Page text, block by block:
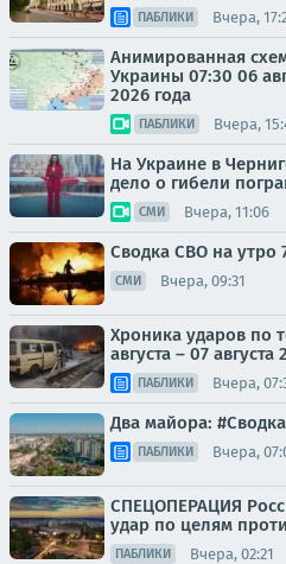
ПАБЛИКИ Вчера,
Анимированная
Украины 07:30 06
2026 года
ПАБЛИКИ Вчера,
На Украине в
дело о гибели
СМИ Вчера, 11:06
Сводка СВО на утро
СМИ Вчера, 09:31
Хроника ударов по
августа – 07 августа
ПАБЛИКИ Вчера,
Два майора: #Сводка
ПАБЛИКИ Вчера,
СПЕЦОПЕРАЦИЯ
удар по целям
ПАБЛИКИ Вчера, 02:21